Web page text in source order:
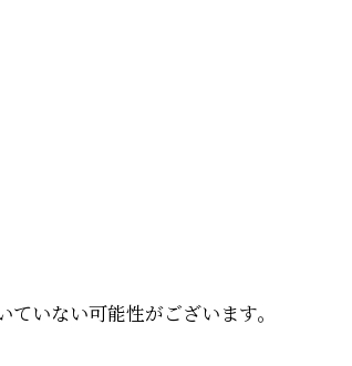
いない可能性がございます。